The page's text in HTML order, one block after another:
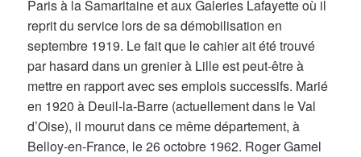
Paris à la Samaritaine et aux Galeries Lafayette où il
reprit du service lors de sa démobilisation en
septembre 1919. Le fait que le cahier ait été trouvé
par hasard dans un grenier à Lille est peut-être à
mettre en rapport avec ses emplois successifs. Marié
en 1920 à Deuil-la-Barre (actuellement dans le Val
d’Oise), il mourut dans ce même département, à
Belloy-en-France, le 26 octobre 1962. Roger Gamel